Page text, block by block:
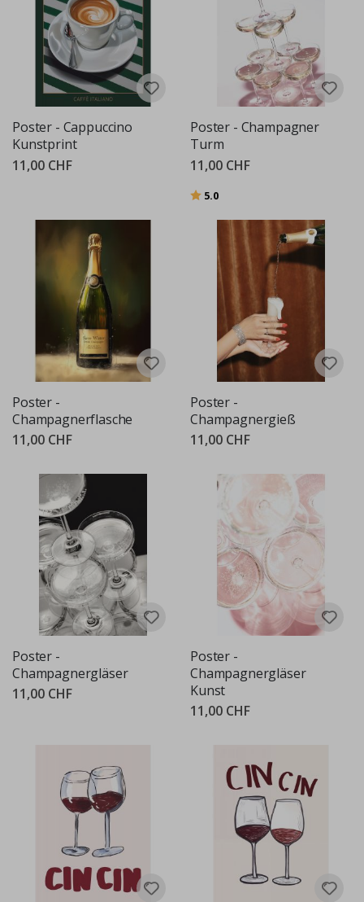
Poster - Cappuccino
Kunstprint
11,00 CHF
Poster - Champagner
Turm
11,00 CHF
Bewertung:
5.0
Poster -
Champagnerflasche
11,00 CHF
Poster -
Champagnergieß
11,00 CHF
Poster -
Champagnergläser
11,00 CHF
Poster -
Champagnergläser
Kunst
11,00 CHF